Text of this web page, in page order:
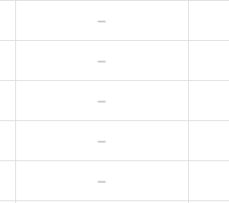
－
－
－
－
－